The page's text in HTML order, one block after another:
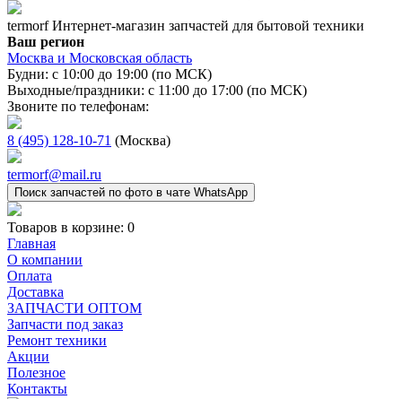
termorf Интернет-магазин запчастей для бытовой техники
Ваш регион
Москва и Московская область
Будни: с 10:00 до 19:00 (по МСК)
Выходные/праздники: с 11:00 до 17:00 (по МСК)
Звоните по телефонам:
8 (495) 128-10-71 (Москва)
termorf@mail.ru
Поиск запчастей по фото в чате WhatsApp
Товаров в корзине: 0
Главная
О компании
Оплата
Доставка
ЗАПЧАСТИ ОПТОМ
Запчасти под заказ
Ремонт техники
Акции
Полезное
Контакты